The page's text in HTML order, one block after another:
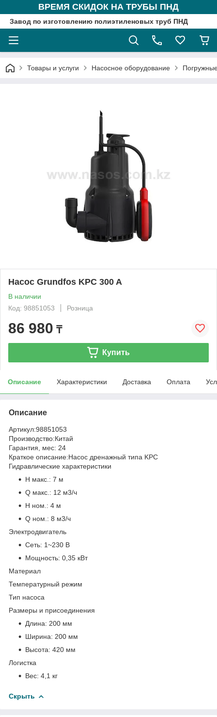
ВРЕМЯ СКИДОК НА ТРУБЫ ПНД
Завод по изготовлению полиэтиленовых труб ПНД
Товары и услуги Насосное оборудование
Насос Grundfos KPC 300 A
В наличии
Код: 98851053
Розница
86 980 ₸
Купить
Описание Характеристики Доставка Оплата
Описание
Артикул:98851053
Производство:Китай
Гарантия, мес: 24
Краткое описание:Насос дренажный типа KPC
Гидравлические характеристики
H макс.: 7 м
Q макс.: 12 м3/ч
H ном.: 4 м
Q ном.: 8 м3/ч
Электродвигатель
Сеть: 1~230 В
Мощность: 0,35 кВт
Материал
Температурный режим
Тип насоса
Размеры и присоединения
Длина: 200 мм
Ширина: 200 мм
Высота: 420 мм
Логистка
Вес: 4,1 кг
Скрыть